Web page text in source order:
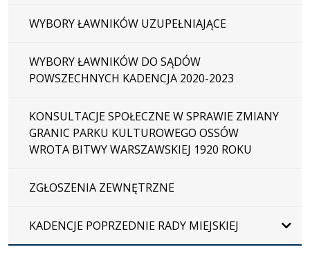
WYBORY ŁAWNIKÓW UZUPEŁNIAJĄCE
WYBORY ŁAWNIKÓW DO SĄDÓW
POWSZECHNYCH KADENCJA 2020-2023
KONSULTACJE SPOŁECZNE W SPRAWIE ZMIANY
GRANIC PARKU KULTUROWEGO OSSÓW
WROTA BITWY WARSZAWSKIEJ 1920 ROKU
ZGŁOSZENIA ZEWNĘTRZNE
KADENCJE POPRZEDNIE RADY MIEJSKIEJ